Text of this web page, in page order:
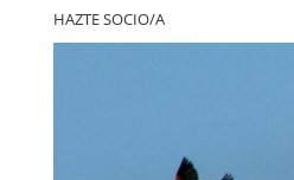
HAZTE SOCIO/A